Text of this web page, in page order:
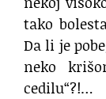
tako
Da li je
neko
cedilu“?!…